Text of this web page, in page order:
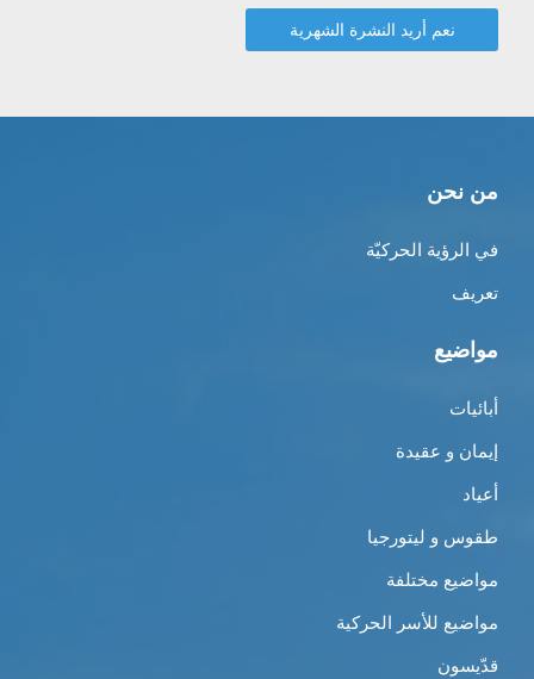
من نحن
في الرؤية الحركيّة
تعريف
مواضيع
أبائيات
إيمان و عقيدة
أعياد
طقوس و ليتورجيا
مواضيع مختلفة
مواضيع للأسر الحركية
قدّيسون